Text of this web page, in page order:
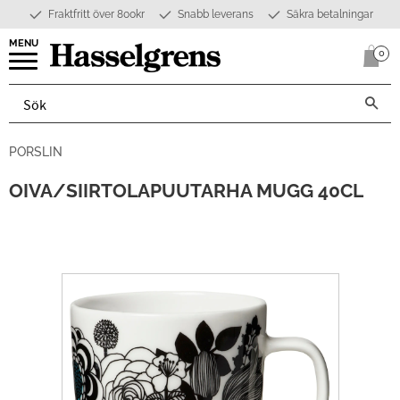
Meny
Fraktfritt över 800kr Snabb leverans Säkra betalningar
0
PORSLIN
OIVA/SIIRTOLAPUUTARHA MUGG 40CL